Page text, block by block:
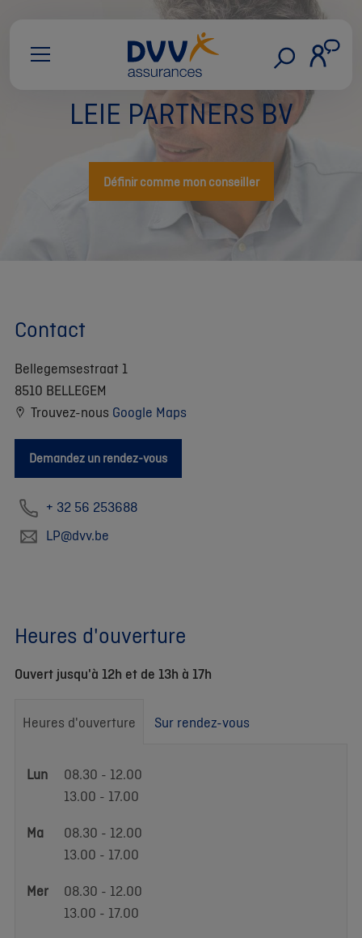
LEIE PARTNERS BV
Définir comme mon conseiller
Contact
Bellegemsestraat 1
8510 BELLEGEM
Trouvez-nous Google Maps
Demandez un rendez-vous
+ 32 56 253688
LP@dvv.be
Heures d'ouverture
Ouvert jusqu'à 12h et de 13h à 17h
Heures d'ouverture Sur rendez-vous
Heures
d'ouverture
Lun
08.30 - 12.00
13.00 - 17.00
Ma
08.30 - 12.00
13.00 - 17.00
Mer
08.30 - 12.00
13.00 - 17.00